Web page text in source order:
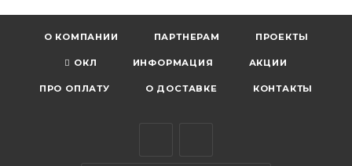
О КОМПАНИИ ПАРТНЕРАМ ПРОЕКТЫ
ОКЛ ИНФОРМАЦИЯ АКЦИИ
ПРО ОПЛАТУ О ДОСТАВКЕ КОНТАКТЫ